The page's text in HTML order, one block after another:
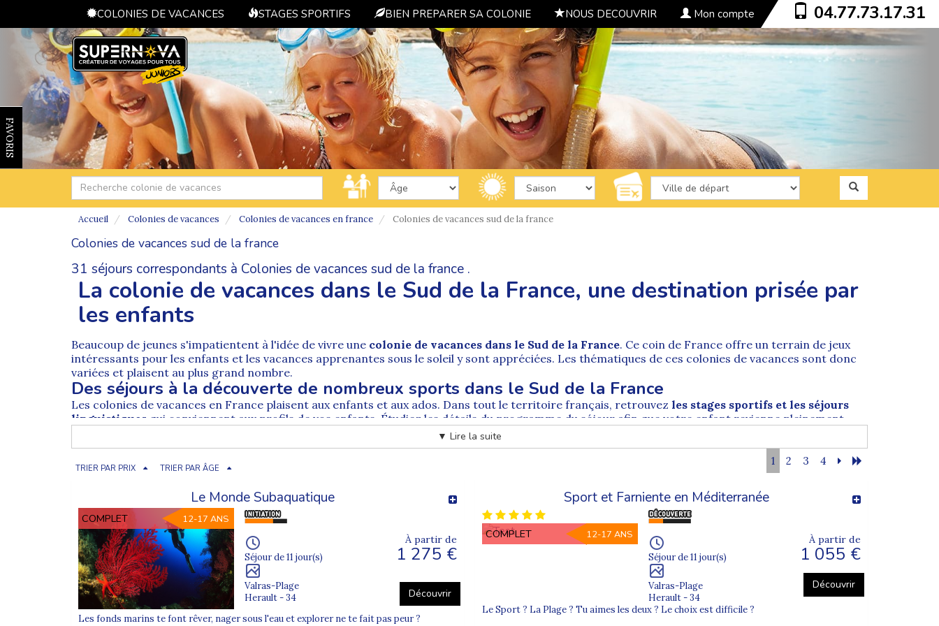
COLONIES DE VACANCES STAGES SPORTIFS BIEN PREPARER SA COLONIE NOUS DECOUVRIR Mon compte 04.77.73.17.31
FAVORIS
Accueil Colonies de vacances Colonies de vacances en france Colonies de vacances sud de la france
Colonies de vacances sud de la france
31 séjours correspondants à Colonies de vacances sud de la france .
La colonie de vacances dans le Sud de la France, une destination prisée par
les enfants
Beaucoup de jeunes s'impatientent à l'idée de vivre une colonie de vacances dans le Sud de la France. Ce coin de France offre un terrain de jeux
intéressants pour les enfants et les vacances apprenantes sous le soleil y sont appréciées. Les thématiques de ces colonies de vacances sont donc
variées et plaisent au plus grand nombre.
Des séjours à la découverte de nombreux sports dans le Sud de la France
Les colonies de vacances en France plaisent aux enfants et aux ados. Dans tout le territoire français, retrouvez les stages sportifs et les séjours
linguistiques qui conviennent aux profils de vos enfants. Étudiez les détails du programme du séjour afin que votre enfant revienne pleinement
épanoui. Envoyez-le pour plusieurs nuits dans un centre de vacances bien choisi.
Une colonie de vacances dans le Sud de la France, à quoi s'attendre pour vos enfants ?
Hésiter entre unecolonie de vacances dans le Sud Es
est tout à fait normal. S'engager dans un séjour
programmées adaptées à l'âge des enfants.
Les bienfaits des colonies de vacances dans le Sud de la France
Lescolonies de vacances pour enfantsont proposées par une équipe d'animateurs expérimentés. Ces professionnels respectent un
basé sur un projet pédagogiquefort. Les jeunes s'y épanouissent par le jeu, l'apprentissage et l'expérience. Le respect des valeurs de solidarité et
de respect est un essentiel des
colonies de vacances Supernova Juniors
Des séjours organisés pour vos enfants en lien avec la nature
Au fil des ans, les séjours avec auprogramme des activités en pleine nature
et à la campagne battent tous les records d'affluence. Inscrire votre
enfant dans une colonie
de vacances à la campagne est une merveilleuse idée pour l'ouvrir à un autre monde. Lescolonies de vacances pour ado en
campingoffrent aussi un peu d'aventure aux jeunes qui reviennent conquis.
▼ Lire la suite
TRIER PAR PRIX TRIER PAR ÂGE
1 2 3 4
Le Monde Subaquatique
COMPLET 12-17 ANS
Séjour de 11 jour(s)
Valras-Plage
Herault - 34
À partir de
1 275 €
Découvrir
Les fonds marins te font rêver, nager sous l'eau et explorer ne te fait pas peur ?
Sport et Farniente en Méditerranée
COMPLET 12-17 ANS
Séjour de 11 jour(s)
Valras-Plage
Herault - 34
À partir de
1 055 €
Découvrir
Le Sport ? La Plage ? Tu aimes les deux ? Le choix est difficile ?